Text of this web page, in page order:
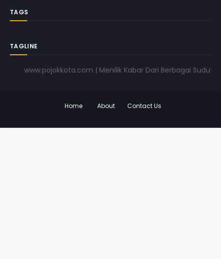
TAGS
TAGLINE
www.pojokkota.com | Menilik Kabar Dari Berbagai Sudut
Home About Contact Us